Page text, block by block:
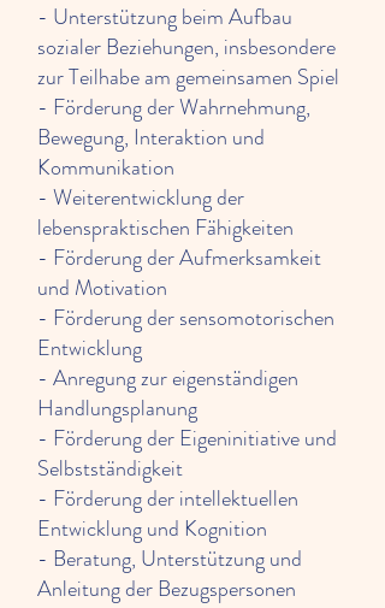
- Unterstützung beim Aufbau
sozialer Beziehungen, insbesondere
zur Teilhabe am gemeinsamen Spiel
- Förderung der Wahrnehmung,
Bewegung, Interaktion und
Kommunikation
- Weiterentwicklung der
lebenspraktischen Fähigkeiten
- Förderung der Aufmerksamkeit
und Motivation
- Förderung der sensomotorischen
Entwicklung
- Anregung zur eigenständigen
Handlungsplanung
- Förderung der Eigeninitiative und
Selbstständigkeit
- Förderung der intellektuellen
Entwicklung und Kognition
- Beratung, Unterstützung und
Anleitung der Bezugspersonen